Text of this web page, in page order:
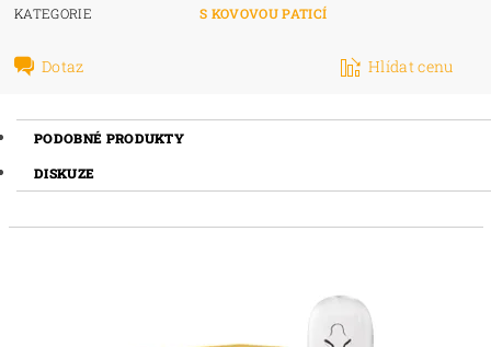
KATEGORIE
S KOVOVOU PATICÍ
Dotaz Hlídat cenu
PODOBNÉ PRODUKTY
DISKUZE